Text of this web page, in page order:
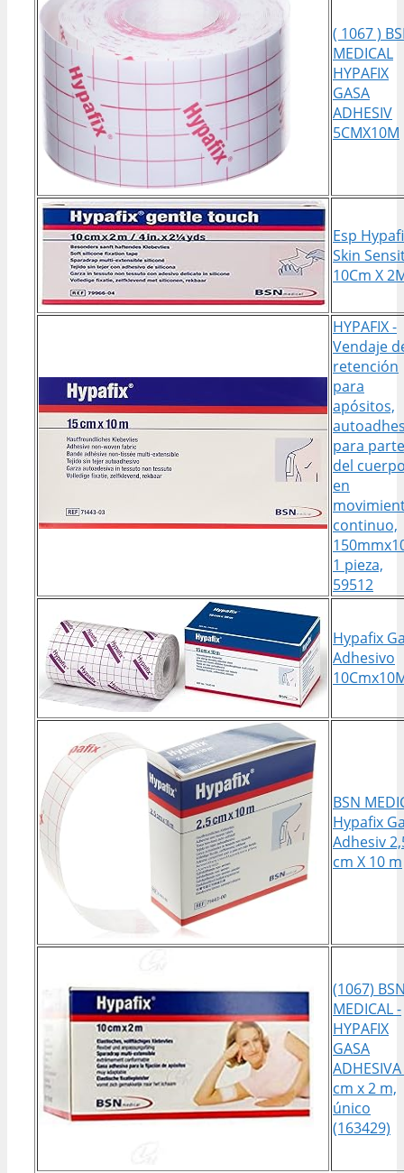
( 1067 )
MEDICAL
HYPAFIX
GASA
ADHESIV
5CMX10M
Esp
Skin
10Cm X
HYPAFIX -
Vendaje
retención
para
apósitos,
para
del
en
continuo,
1 pieza,
59512
Hypafix
Adhesivo
BSN
Hypafix
Adhesiv
cm X 10 m
(1067)
MEDICAL -
HYPAFIX
GASA
cm x 2 m,
único
(163429)